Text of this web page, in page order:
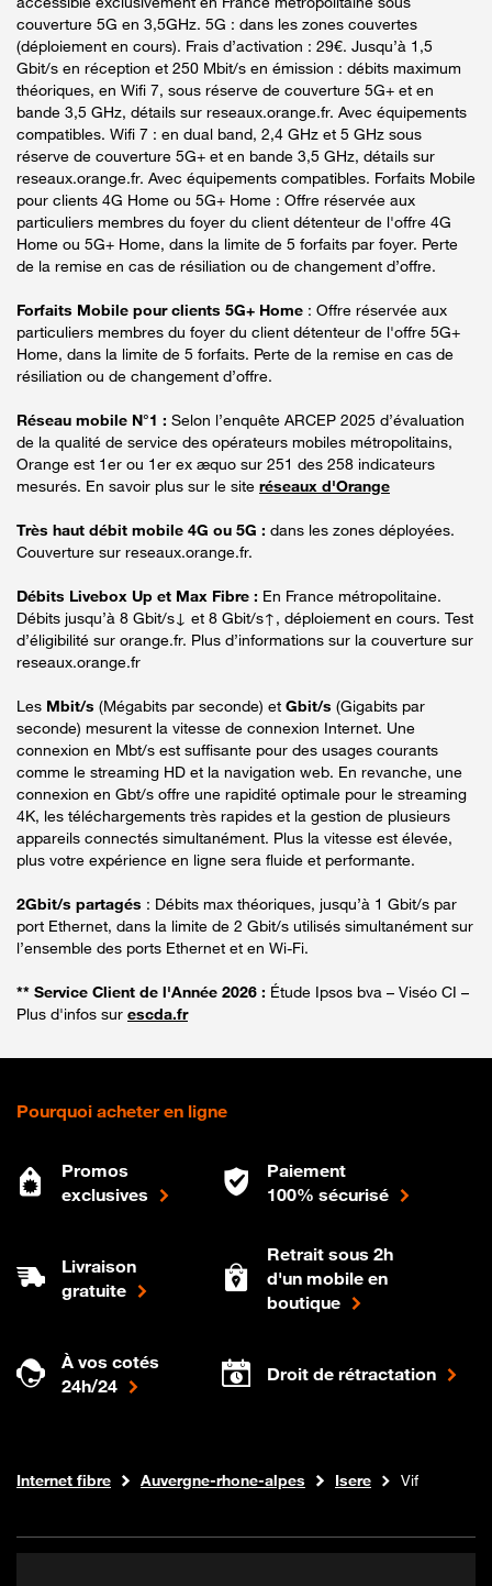
couverture 5G en 3,5GHz. 5G : dans les zones couvertes
(déploiement en cours). Frais d’activation : 29€. Jusqu’à 1,5
Gbit/s en réception et 250 Mbit/s en émission : débits maximum
théoriques, en Wifi 7, sous réserve de couverture 5G+ et en
bande 3,5 GHz, détails sur reseaux.orange.fr. Avec équipements
compatibles. Wifi 7 : en dual band, 2,4 GHz et 5 GHz sous
réserve de couverture 5G+ et en bande 3,5 GHz, détails sur
reseaux.orange.fr. Avec équipements compatibles. Forfaits Mobile
pour clients 4G Home ou 5G+ Home : Offre réservée aux
particuliers membres du foyer du client détenteur de l'offre 4G
Home ou 5G+ Home, dans la limite de 5 forfaits par foyer. Perte
de la remise en cas de résiliation ou de changement d’offre.
Forfaits Mobile pour clients 5G+ Home : Offre réservée aux
particuliers membres du foyer du client détenteur de l'offre 5G+
Home, dans la limite de 5 forfaits. Perte de la remise en cas de
résiliation ou de changement d’offre.
Réseau mobile N°1 : Selon l’enquête ARCEP 2025 d’évaluation
de la qualité de service des opérateurs mobiles métropolitains,
Orange est 1er ou 1er ex æquo sur 251 des 258 indicateurs
mesurés. En savoir plus sur le site réseaux d'Orange
Très haut débit mobile 4G ou 5G : dans les zones déployées.
Couverture sur reseaux.orange.fr.
Débits Livebox Up et Max Fibre : En France métropolitaine.
Débits jusqu’à 8 Gbit/s↓ et 8 Gbit/s↑, déploiement en cours. Test
d’éligibilité sur orange.fr. Plus d’informations sur la couverture sur
reseaux.orange.fr
Les Mbit/s (Mégabits par seconde) et Gbit/s (Gigabits par
seconde) mesurent la vitesse de connexion Internet. Une
connexion en Mbt/s est suffisante pour des usages courants
comme le streaming HD et la navigation web. En revanche, une
connexion en Gbt/s offre une rapidité optimale pour le streaming
4K, les téléchargements très rapides et la gestion de plusieurs
appareils connectés simultanément. Plus la vitesse est élevée,
plus votre expérience en ligne sera fluide et performante.
2Gbit/s partagés : Débits max théoriques, jusqu’à 1 Gbit/s par
port Ethernet, dans la limite de 2 Gbit/s utilisés simultanément sur
l’ensemble des ports Ethernet et en Wi-Fi.
** Service Client de l'Année 2026 : Étude Ipsos bva – Viséo CI –
Plus d'infos sur escda.fr
Pourquoi acheter en ligne
Promos
exclusives
Paiement
100% sécurisé
Livraison
gratuite
Retrait sous 2h
d'un mobile en
boutique
À vos cotés
24h/24
Droit de rétractation
Boutique Orange
Internet fibre Auvergne-rhone-alpes Isere Vif